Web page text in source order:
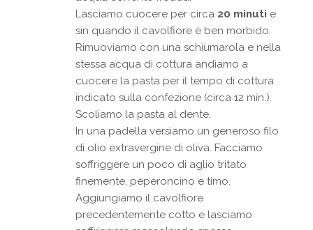
Lasciamo cuocere per circa 20 minuti e
sin quando il cavolfiore è ben morbido.
Rimuoviamo con una schiumarola e nella
stessa acqua di cottura andiamo a
cuocere la pasta per il tempo di cottura
indicato sulla confezione (circa 12 min.).
Scoliamo la pasta al dente.
In una padella versiamo un generoso filo
di olio extravergine di oliva. Facciamo
soffriggere un poco di aglio tritato
finemente, peperoncino e timo.
Aggiungiamo il cavolfiore
precedentemente cotto e lasciamo